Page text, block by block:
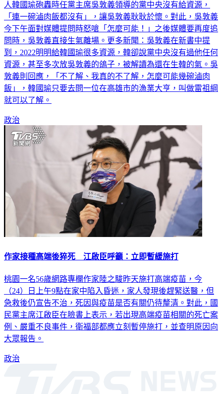
人韓國瑜砲轟時任黨主席吳敦義領導的黨中央沒有給資源，
「連一碗滷肉飯都沒有」，讓吳敦義耿耿於懷。對此，吳敦義
今下午面對媒體提問時怒嗆「怎麼可能！」之後媒體要再度追
問時，吳敦義直接生氣離場。更多新聞：吳敦義在新書中提
到，2022明明給韓國瑜很多資源，韓卻說黨中央沒有過他任何
資源，甚至多次放吳敦義的鴿子，被解讀為還在生韓的氣。吳
敦義則回應，「不了解、我真的不了解，怎麼可能幾碗滷肉
飯」，韓國瑜只要去問一位在高雄市的漁業大亨，叫做雷祖綱
就可以了解。
政治
作家接種高端後猝死 江啟臣呼籲：立即暫緩施打
桃園一名56歲網路專欄作家陸之駿昨天施打高端疫苗，今
（24）日上午9點在家中陷入昏迷，家人發現後趕緊送醫，但
急救後仍宣告不治，死因與疫苗是否有關仍待釐清。對此，國
民黨主席江啟臣在臉書上表示，若出現高端疫苗相關的死亡案
例、嚴重不良事件，衛福部都應立刻暫停施打，並查明原因向
大眾報告。
政治